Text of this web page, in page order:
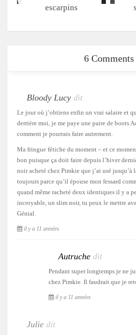
escarpins
6 Comments
Bloody Lucy dit
Le jour où j’obtiens enfin un vrai salaire et
derrière moi, je me paye une paire de boots
comment je pourrais faire autrement.
Ma fringue fétiche du moment – et ce
bon puisque ça doit faire depuis l’hiver
noir acheté chez Pimkie que j’ai usé jusqu’à
toujours parce qu’il épouse mon fessard
quand même racheté deux identiques il y a
incroyable, un slim noir, tu peux le mettre
Génial.
il y a 11 années
Autruche dit
Pendant super longtemps je ne
chez Pimkie. Il faudrait que je
il y a 11 années
Julie dit